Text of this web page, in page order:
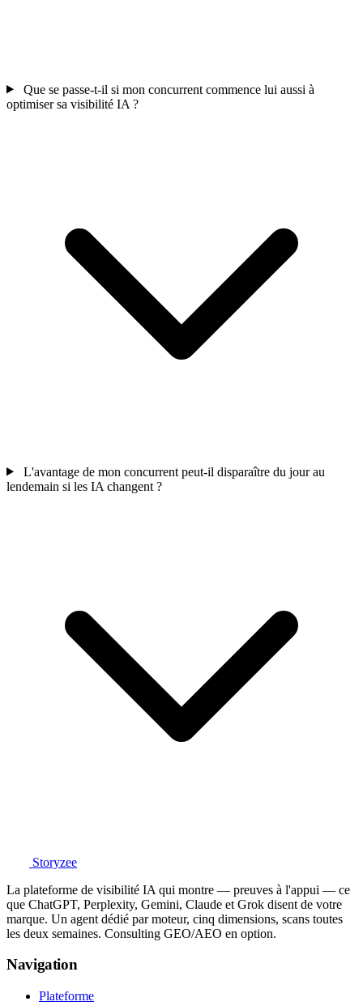
Que se passe-t-il si mon concurrent commence lui aussi à
optimiser sa visibilité IA ?
L'avantage de mon concurrent peut-il disparaître du jour au
lendemain si les IA changent ?
Storyzee
La plateforme de visibilité IA qui montre — preuves à l'appui — ce
que ChatGPT, Perplexity, Gemini, Claude et Grok disent de votre
marque. Un agent dédié par moteur, cinq dimensions, scans toutes
les deux semaines. Consulting GEO/AEO en option.
Navigation
Plateforme